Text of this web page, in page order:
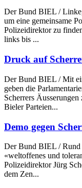
Der Bund BIEL /
um eine gemeinsame
Polizeidirektor zu
links bis ...
Druck auf
Der Bund BIEL / Mit
geben die
Scherrers
Bieler Parteien...
Demo gegen
Der Bund BIEL / Rund
«weltoffenes und
Polizeidirektor Jürg
dem Zen...